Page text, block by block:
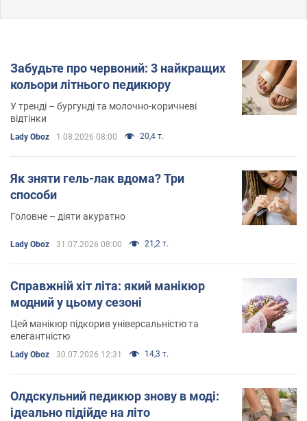
Забудьте про червоний: 3 найкращих
кольори літнього педикюру
У тренді – бургунді та молочно-коричневі
відтінки
Lady Oboz 1.08.2026 08:00 20,4 т.
Як зняти гель-лак вдома? Три
способи
Головне – діяти акуратно
Lady Oboz 31.07.2026 08:00 21,2 т.
Справжній хіт літа: який манікюр
модний у цьому сезоні
Цей манікюр підкорив універсальністю та
елегантністю
Lady Oboz 30.07.2026 12:31 14,3 т.
Олдскульний педикюр знову в моді:
ідеально підійде на літо